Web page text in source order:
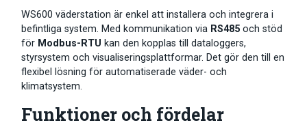
WS600 väderstation är enkel att installera och integrera i
befintliga system. Med kommunikation via RS485 och stöd
för Modbus-RTU kan den kopplas till dataloggers,
styrsystem och visualiseringsplattformar. Det gör den till en
flexibel lösning för automatiserade väder- och
klimatsystem.
Funktioner och fördelar